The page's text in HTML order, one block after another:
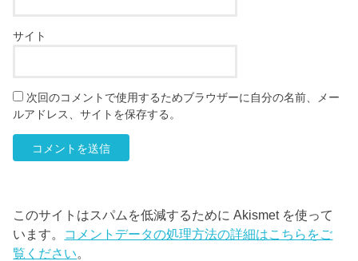
サイト
次回のコメントで使用するためブラウザーに自分の名前、メー
ルアドレス、サイトを保存する。
このサイトはスパムを低減するために Akismet を使って
います。 コメントデータの処理方法の詳細はこちらをご
覧ください。